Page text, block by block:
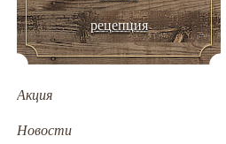
рецепция
Акция
Новости